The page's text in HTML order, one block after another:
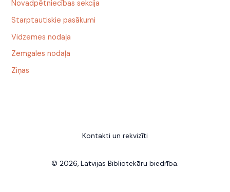
Novadpētniecības sekcija
Starptautiskie pasākumi
Vidzemes nodaļa
Zemgales nodaļa
Ziņas
Kontakti un rekvizīti
© 2026, Latvijas Bibliotekāru biedrība.